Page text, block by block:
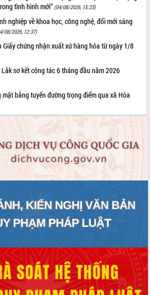
tình hình mới” (04/08/2026, 15:23)
nghiệp về khoa học, công nghệ, đổi mới sáng
08/2026, 12:37)
Giấy chứng nhận xuất xứ hàng hóa từ ngày 1/8
sơ kết công tác 6 tháng đầu năm 2026
bằng tuyến đường trọng điểm qua xã Hòa